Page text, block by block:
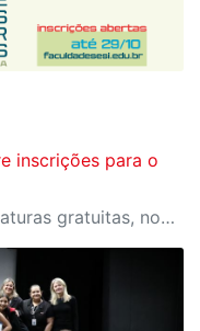
inscrições para o
Processo seletivo oferece licenciaturas gratuitas, novo curso de Educação Física e Bolsa Permanência